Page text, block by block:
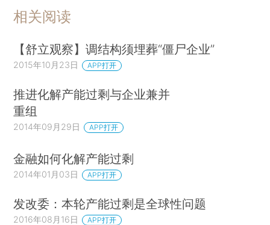
相关阅读
【舒立观察】调结构须埋葬“僵尸企业”
2015年10月23日 APP打开
推进化解产能过剩与企业兼并
重组
2014年09月29日 APP打开
金融如何化解产能过剩
2014年01月03日 APP打开
发改委：本轮产能过剩是全球性问题
2016年08月16日 APP打开